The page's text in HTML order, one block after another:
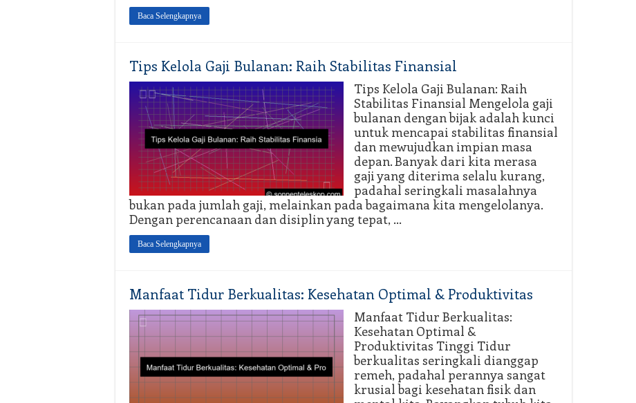
Baca Selengkapnya
Tips Kelola Gaji Bulanan: Raih Stabilitas Finansial
Tips Kelola Gaji Bulanan: Raih
Stabilitas Finansial Mengelola gaji
bulanan dengan bijak adalah kunci
untuk mencapai stabilitas finansial
dan mewujudkan impian masa
depan. Banyak dari kita merasa
gaji yang diterima selalu kurang,
padahal seringkali masalahnya
bukan pada jumlah gaji, melainkan pada bagaimana kita mengelolanya.
Dengan perencanaan dan disiplin yang tepat, …
Baca Selengkapnya
Manfaat Tidur Berkualitas: Kesehatan Optimal & Produktivitas
Manfaat Tidur Berkualitas:
Kesehatan Optimal &
Produktivitas Tinggi Tidur
berkualitas seringkali dianggap
remeh, padahal perannya sangat
krusial bagi kesehatan fisik dan